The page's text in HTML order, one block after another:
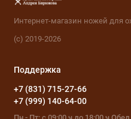
Интернет-магазин ножей для
(с) 2019-2026
Поддержка
+7 (831) 715-27-66
+7 (999) 140-64-00